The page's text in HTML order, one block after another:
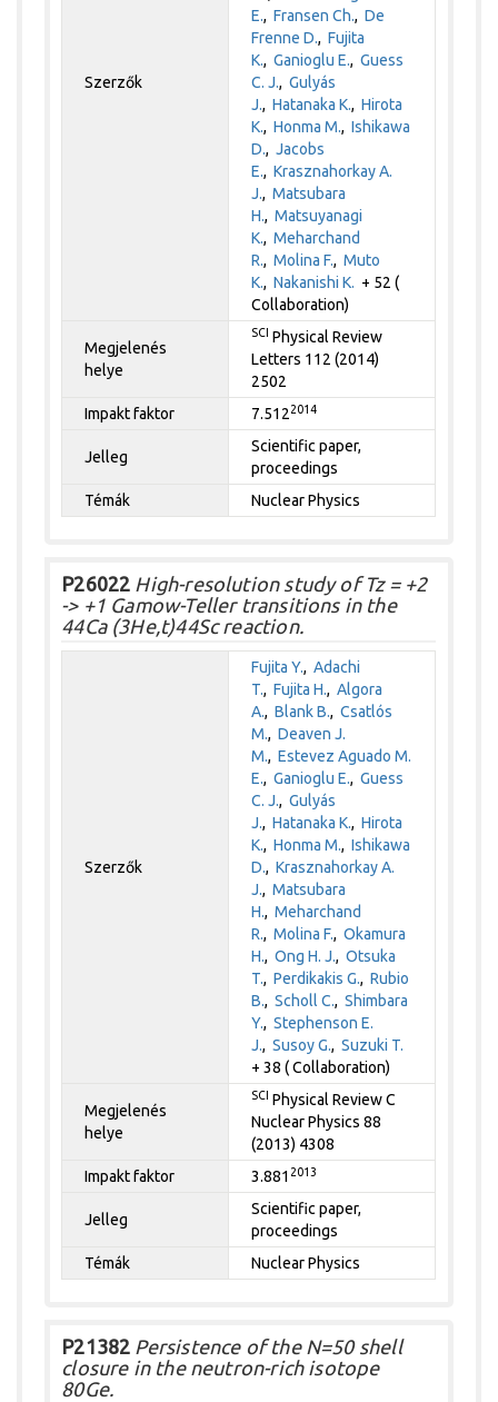
Szerzők
E.,Fransen Ch.,De
Frenne D.,Fujita
K.,Ganioglu E.,Guess
C. J.,Gulyás
J.,Hatanaka K.,Hirota
K.,Honma M.,Ishikawa
D.,Jacobs
E.,Krasznahorkay A.
J.,Matsubara
H.,Matsuyanagi
K.,Meharchand
R.,Molina F.,Muto
K.,Nakanishi K. + 52 (
Collaboration)
Megjelenés
helye
SCI Physical Review
Letters 112 (2014)
2502
Impakt faktor
7.5122014
Jelleg
Scientific paper,
proceedings
Témák
Nuclear Physics
P26022 High-resolution study of Tz = +2
-> +1 Gamow-Teller transitions in the
44Ca (3He,t)44Sc reaction.
Szerzők
Fujita Y.,Adachi
T.,Fujita H.,Algora
A.,Blank B.,Csatlós
M.,Deaven J.
M.,Estevez Aguado M.
E.,Ganioglu E.,Guess
C. J.,Gulyás
J.,Hatanaka K.,Hirota
K.,Honma M.,Ishikawa
D.,Krasznahorkay A.
J.,Matsubara
H.,Meharchand
R.,Molina F.,Okamura
H.,Ong H. J.,Otsuka
T.,Perdikakis G.,Rubio
B.,Scholl C.,Shimbara
Y.,Stephenson E.
J.,Susoy G.,Suzuki T.
+ 38 ( Collaboration)
Megjelenés
helye
SCI Physical Review C
Nuclear Physics 88
(2013) 4308
Impakt faktor
3.881 2013
Jelleg
Scientific paper,
proceedings
Témák
Nuclear Physics
P21382 Persistence of the N=50 shell
closure in the neutron-rich isotope
80Ge.